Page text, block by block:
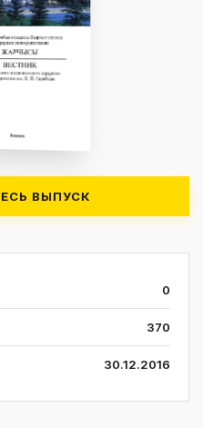
ВЫПУСК
0
370
30.12.2016